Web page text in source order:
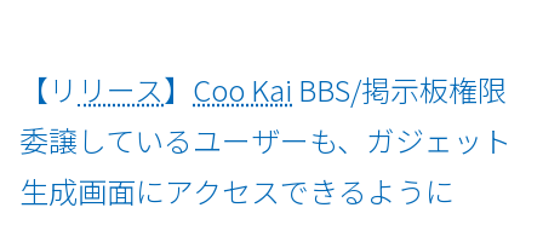
NEWS & TOPICS
Microsoft BLOG
PRICE
【リ リース】 Coo Kai BBS/掲示板権限
委譲しているユーザーも、ガジェット
生成画面にアクセスできるように